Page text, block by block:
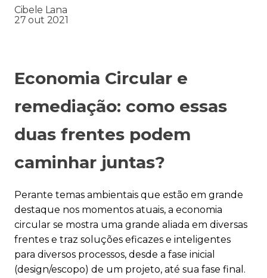
Cibele Lana
27 out 2021
Economia Circular e
remediação: como essas
duas frentes podem
caminhar juntas?
Perante temas ambientais que estão em grande
destaque nos momentos atuais, a economia
circular se mostra uma grande aliada em diversas
frentes e traz soluções eficazes e inteligentes
para diversos processos, desde a fase inicial
(design/escopo) de um projeto, até sua fase final.